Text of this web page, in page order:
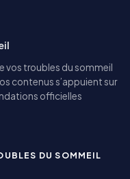
vos troubles du sommeil
contenus s’appuient sur
officielles
DU SOMMEIL